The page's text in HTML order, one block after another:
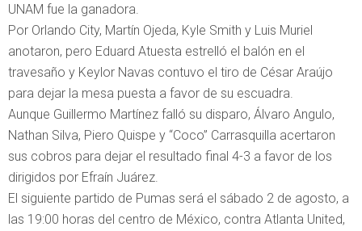
UNAM fue la ganadora.
Por Orlando City, Martín Ojeda, Kyle Smith y Luis Muriel
anotaron, pero Eduard Atuesta estrelló el balón en el
travesaño y Keylor Navas contuvo el tiro de César Araújo
para dejar la mesa puesta a favor de su escuadra.
Aunque Guillermo Martínez falló su disparo, Álvaro Angulo,
Nathan Silva, Piero Quispe y “Coco” Carrasquilla acertaron
sus cobros para dejar el resultado final 4-3 a favor de los
dirigidos por Efraín Juárez.
El siguiente partido de Pumas será el sábado 2 de agosto, a
las 19:00 horas del centro de México, contra Atlanta United,